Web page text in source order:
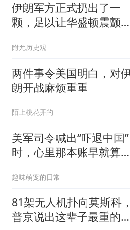
伊朗军方正式扔出了一
颗，足以让华盛顿震颤的
附允历史观
两件事令美国明白，对
朗开战麻烦重重
陌上桃花开的
美军司令喊出“吓退中国”
时，心里那本账早就算清
趣味萌宠的日常
81架无人机扑向莫斯科，
普京说出这辈子最重的一